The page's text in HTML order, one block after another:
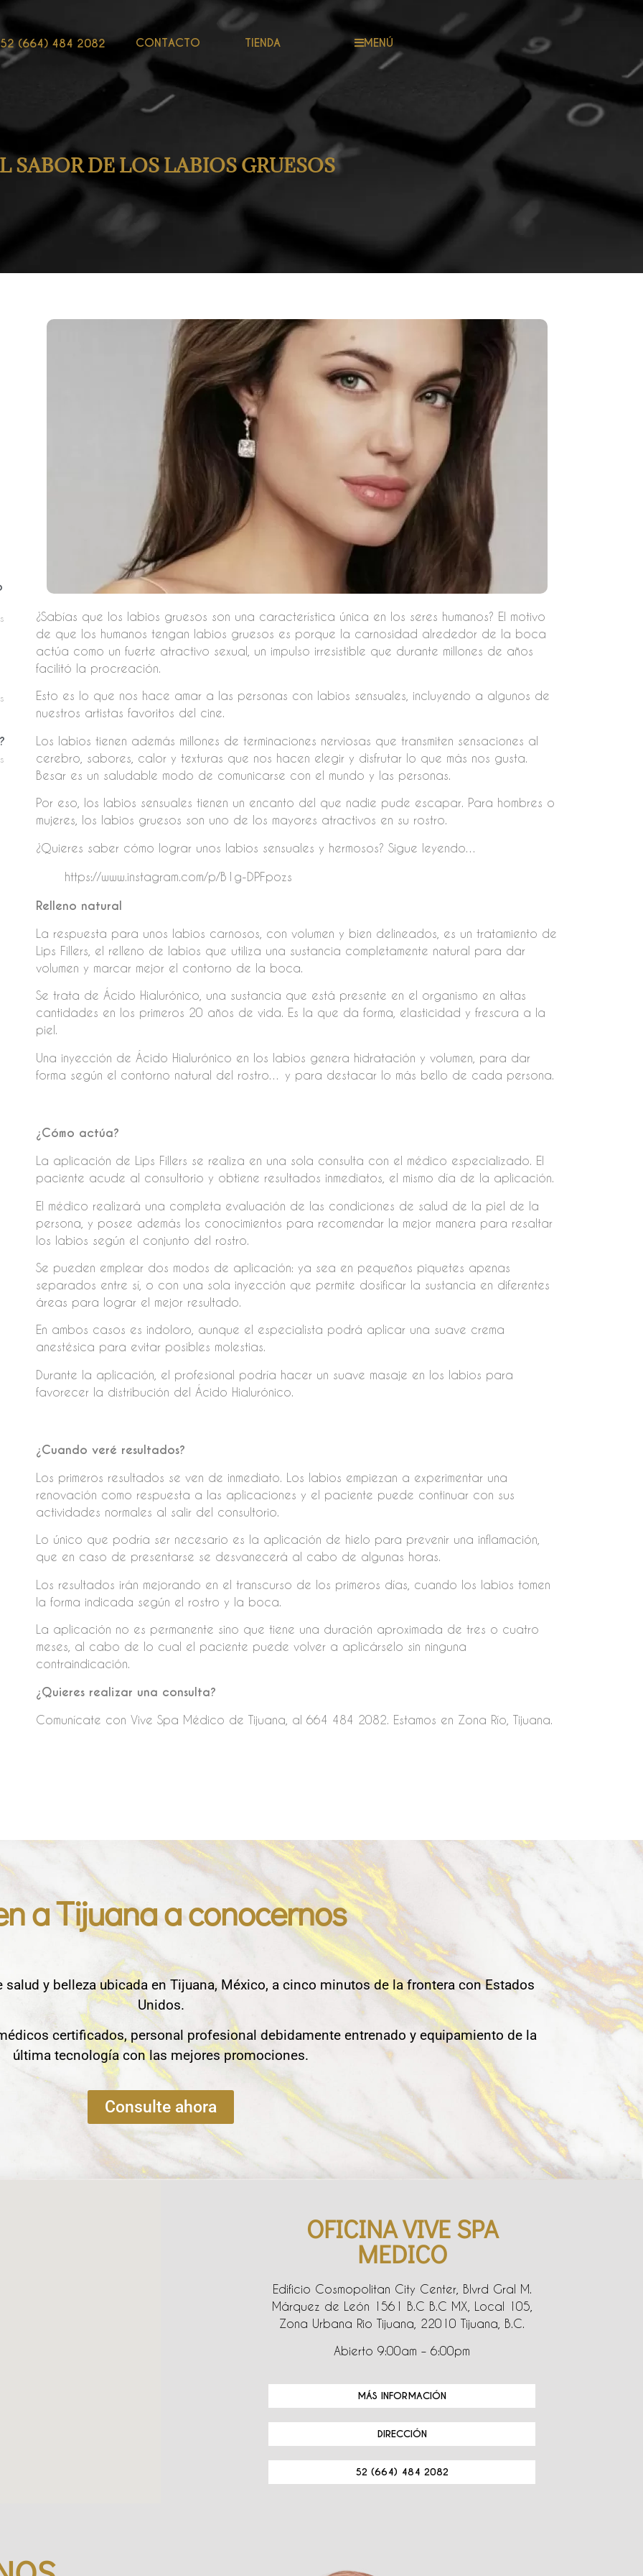
52 (664) 484 2082 CONTACTO TIENDA MENÚ
SABOR DE LOS LABIOS GRUESOS
¿Sabías que los labios gruesos son una característica única en los seres humanos? El motivo
de que los humanos tengan labios gruesos es porque la carnosidad alrededor de la boca
actúa como un fuerte atractivo sexual, un impulso irresistible que durante millones de años
facilitó la procreación.
Esto es lo que nos hace amar a las personas con labios sensuales, incluyendo a algunos de
nuestros artistas favoritos del cine.
Los labios tienen además millones de terminaciones nerviosas que transmiten sensaciones al
cerebro, sabores, calor y texturas que nos hacen elegir y disfrutar lo que más nos gusta.
Besar es un saludable modo de comunicarse con el mundo y las personas.
Por eso, los labios sensuales tienen un encanto del que nadie pude escapar. Para hombres o
mujeres, los labios gruesos son uno de los mayores atractivos en su rostro.
¿Quieres saber cómo lograr unos labios sensuales y hermosos? Sigue leyendo…
https://www.instagram.com/p/B1g-DPFpozs
Relleno natural
La respuesta para unos labios carnosos, con volumen y bien delineados, es un tratamiento de
Lips Fillers, el relleno de labios que utiliza una sustancia completamente natural para dar
volumen y marcar mejor el contorno de la boca.
Se trata de Ácido Hialurónico, una sustancia que está presente en el organismo en altas
cantidades en los primeros 20 años de vida. Es la que da forma, elasticidad y frescura a la
piel.
Una inyección de Ácido Hialurónico en los labios genera hidratación y volumen, para dar
forma según el contorno natural del rostro… y para destacar lo más bello de cada persona.
¿Cómo actúa?
La aplicación de Lips Fillers se realiza en una sola consulta con el médico especializado. El
paciente acude al consultorio y obtiene resultados inmediatos, el mismo día de la aplicación.
El médico realizará una completa evaluación de las condiciones de salud de la piel de la
persona, y posee además los conocimientos para recomendar la mejor manera para resaltar
los labios según el conjunto del rostro.
Se pueden emplear dos modos de aplicación: ya sea en pequeños piquetes apenas
separados entre sí, o con una sola inyección que permite dosificar la sustancia en diferentes
áreas para lograr el mejor resultado.
En ambos casos es indoloro, aunque el especialista podrá aplicar una suave crema
anestésica para evitar posibles molestias.
Durante la aplicación, el profesional podría hacer un suave masaje en los labios para
favorecer la distribución del Ácido Hialurónico.
¿Cuando veré resultados?
Los primeros resultados se ven de inmediato. Los labios empiezan a experimentar una
renovación como respuesta a las aplicaciones y el paciente puede continuar con sus
actividades normales al salir del consultorio.
Lo único que podría ser necesario es la aplicación de hielo para prevenir una inflamación,
que en caso de presentarse se desvanecerá al cabo de algunas horas.
Los resultados irán mejorando en el transcurso de los primeros días, cuando los labios tomen
la forma indicada según el rostro y la boca.
La aplicación no es permanente sino que tiene una duración aproximada de tres o cuatro
meses, al cabo de lo cual el paciente puede volver a aplicárselo sin ninguna
contraindicación.
¿Quieres realizar una consulta?
Comunícate con Vive Spa Médico de Tijuana, al 664 484 2082. Estamos en Zona Río, Tijuana.
a Tijuana a conocernos
y belleza ubicada en Tijuana, México, a cinco minutos de la frontera con Estados
Unidos.
certificados, personal profesional debidamente entrenado y equipamiento de la
última tecnología con las mejores promociones.
Consulte ahora
OFICINA VIVE SPA
MEDICO
Edificio Cosmopolitan City Center, Blvrd Gral M.
Márquez de León 1561 B.C B.C MX, Local 105,
Zona Urbana Rio Tijuana, 22010 Tijuana, B.C.
Abierto 9:00am – 6:00pm
MÁS INFORMACIÓN
DIRECCIÓN
52 (664) 484 2082